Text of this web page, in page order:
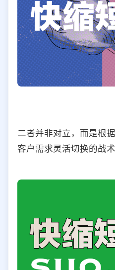
二者并非对立，而是根
客户需求灵活切换的战术